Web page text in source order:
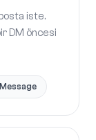
iste.
DM öncesi